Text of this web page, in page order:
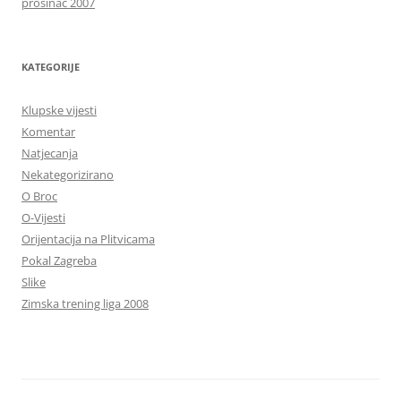
KATEGORIJE
Klupske vijesti
Komentar
Natjecanja
Nekategorizirano
O Broc
O-Vijesti
Orijentacija na Plitvicama
Pokal Zagreba
Slike
Zimska trening liga 2008